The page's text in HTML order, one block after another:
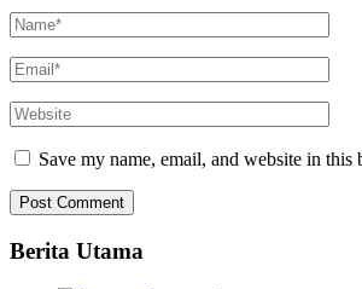
Save my name, email, and website in
Berita Utama